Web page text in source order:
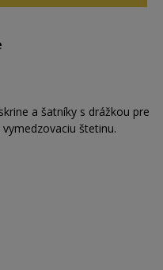
a šatníky s drážkou pre
štetinu.